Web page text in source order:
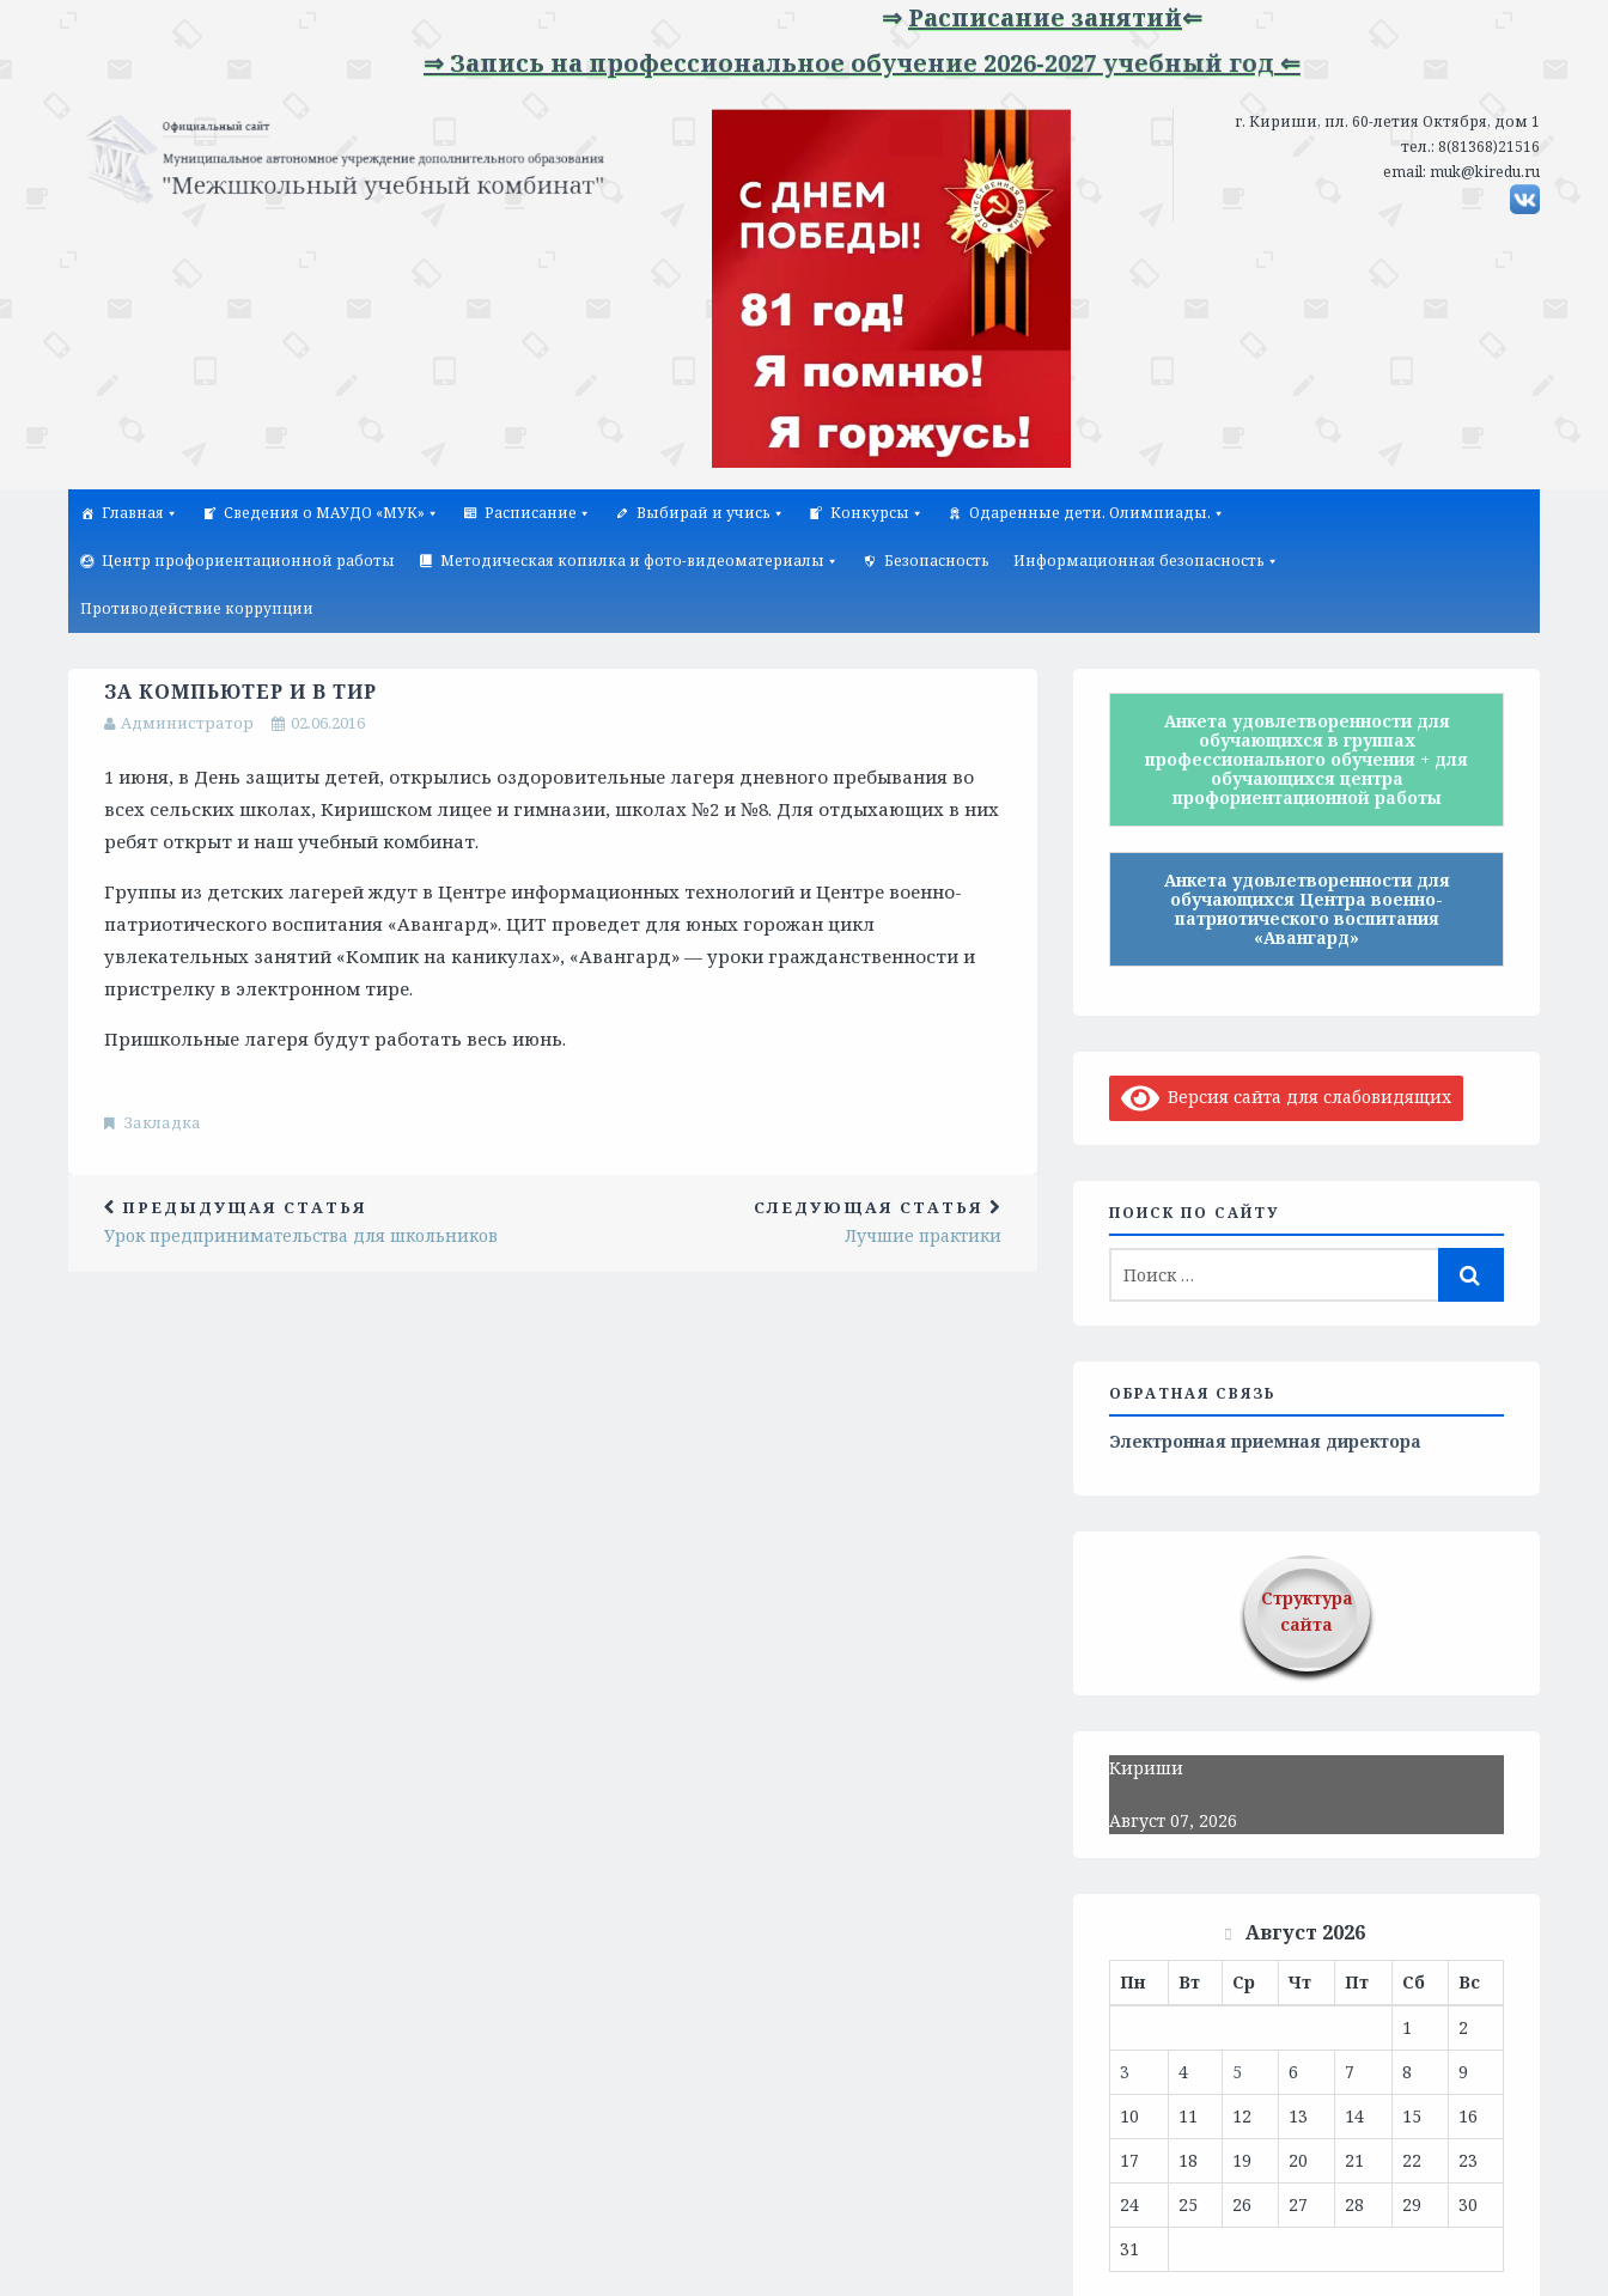
Расписание занятий⇐
⇒ Запись на профессиональное обучение 2026-2027 учебный год ⇐
г. Кириши, пл. 60-летия Октября, дом 1
тел.: 8(81368)21516
email: muk@kiredu.ru
Главная Сведения о МАУДО «МУК» Расписание Выбирай и учись Конкурсы Одаренные дети. Олимпиады.
Центр профориентационной работы Методическая копилка и фото-видеоматериалы Безопасность Информационная безопасность
Противодействие коррупции
ЗА КОМПЬЮТЕР И В ТИР
Администратор 02.06.2016
1 июня, в День защиты детей, открылись оздоровительные лагеря дневного пребывания во
всех сельских школах, Киришском лицее и гимназии, школах №2 и №8. Для отдыхающих в них
ребят открыт и наш учебный комбинат.
Группы из детских лагерей ждут в Центре информационных технологий и Центре военно-
патриотического воспитания «Авангард». ЦИТ проведет для юных горожан цикл
увлекательных занятий «Компик на каникулах», «Авангард» — уроки гражданственности и
пристрелку в электронном тире.
Пришкольные лагеря будут работать весь июнь.
Закладка
ПРЕДЫДУЩАЯ СТАТЬЯ
Урок предпринимательства для школьников
СЛЕДУЮЩАЯ СТАТЬЯ
Лучшие практики
Анкета удовлетворенности для
обучающихся в группах
профессионального обучения + для
обучающихся центра
профориентационной работы
Анкета удовлетворенности для
обучающихся Центра военно-
патриотического воспитания
«Авангард»
Версия сайта для слабовидящих
ПОИСК ПО САЙТУ
ОБРАТНАЯ СВЯЗЬ
Электронная приемная директора
Структура
сайта
Кириши
Август 07, 2026
Август 2026
Пн Вт Ср Чт Пт Сб
Вс
1
2
3
4 5 6 7 8
9
10
11 12 13 14 15
16
17
18 19 20 21 22
23
24
25 26 27 28 29
30
31